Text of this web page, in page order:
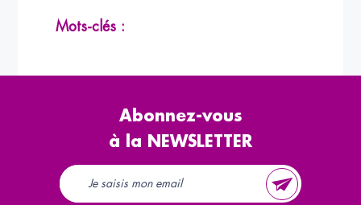
Mots-clés :
Abonnez-vous
à la NEWSLETTER